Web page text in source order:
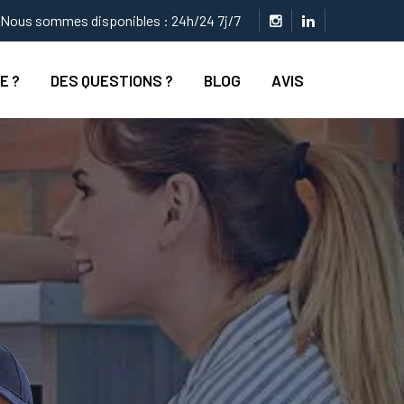
Nous sommes disponibles : 24h/24 7j/7
? DES QUESTIONS ? BLOG AVIS